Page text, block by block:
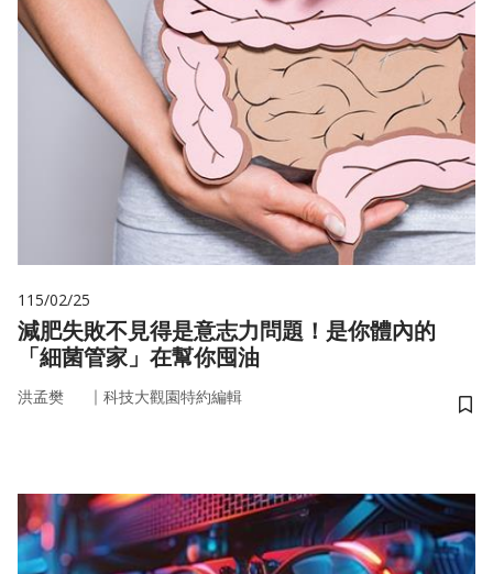
115/02/25
減肥失敗不見得是意志力問題！是你體內的
「細菌管家」在幫你囤油
洪孟樊 ｜ 科技大觀園特約編輯
儲